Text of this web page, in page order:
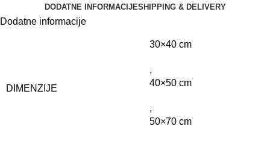
DODATNE INFORMACIJESHIPPING & DELIVERY
Dodatne informacije
DIMENZIJE
30×40 cm
,
40×50 cm
,
50×70 cm